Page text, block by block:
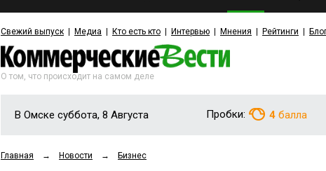
Свежий выпуск Медиа Кто есть кто Интервью Мнения Рейтинги
О том, что происходит на самом деле
В Омске суббота, 8 Августа Пробки: 4 балла
Главная → Новости → Бизнес